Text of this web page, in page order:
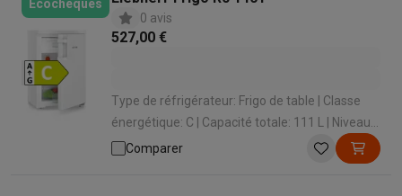
Écochèques
0 avis
527,00 €
Type de réfrigérateur: Frigo de table | Classe
énergétique: C | Capacité totale: 111 L | Niveau
sonore: 35 dB | Hauteur: 850 mm
Comparer